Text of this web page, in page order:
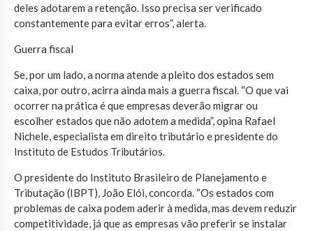
deles adotarem a retenção. Isso precisa ser verificado
constantemente para evitar erros”, alerta.
Guerra fiscal
Se, por um lado, a norma atende a pleito dos estados sem
caixa, por outro, acirra ainda mais a guerra fiscal. “O que vai
ocorrer na prática é que empresas deverão migrar ou
escolher estados que não adotem a medida”, opina Rafael
Nichele, especialista em direito tributário e presidente do
Instituto de Estudos Tributários.
O presidente do Instituto Brasileiro de Planejamento e
Tributação (IBPT), João Elói, concorda. “Os estados com
problemas de caixa podem aderir à medida, mas devem reduzir
competitividade, já que as empresas vão preferir se instalar